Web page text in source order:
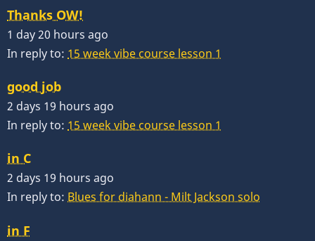
Thanks OW!
1 day 20 hours ago
In reply to: 15 week vibe course lesson 1
good job
2 days 19 hours ago
In reply to: 15 week vibe course lesson 1
in C
2 days 19 hours ago
In reply to: Blues for diahann - Milt Jackson solo
in F